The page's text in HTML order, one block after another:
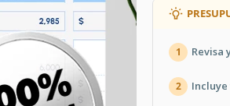
1 Revisa
2